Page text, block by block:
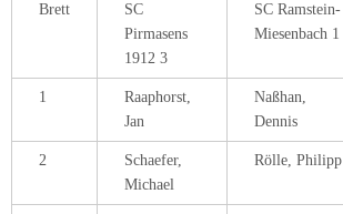
Brett
SC
Pirmasens
1912 3
SC Ramstein-
Miesenbach 1
1
Raaphorst,
Jan
Naßhan,
Dennis
2
Schaefer,
Michael
Rölle, Philipp